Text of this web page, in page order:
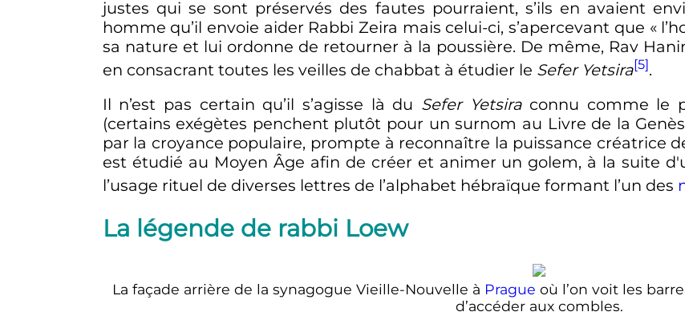
justes qui se sont préservés des fautes pourraient, s’ils en avaient
homme qu’il envoie aider Rabbi Zeira mais celui-ci, s’apercevant que «
sa nature et lui ordonne de retourner à la poussière. De même, Rav
en consacrant toutes les veilles de chabbat à étudier le Sefer Yetsira[5].
Il n’est pas certain qu’il s’agisse là du Sefer Yetsiraconnu comme le
(certains exégètes penchent plutôt pour un surnom au Livre de la
par la croyance populaire, prompte à reconnaître la puissance créatrice
est étudié au Moyen Âge afin de créer et animer un golem, à la suite
l’usage rituel de diverses lettres de l’alphabet hébraïque formant l’un des
La légende de rabbi Loew
La façade arrière de la synagogue Vieille-Nouvelle à Prague où l’on voit les
d’accéder aux combles.